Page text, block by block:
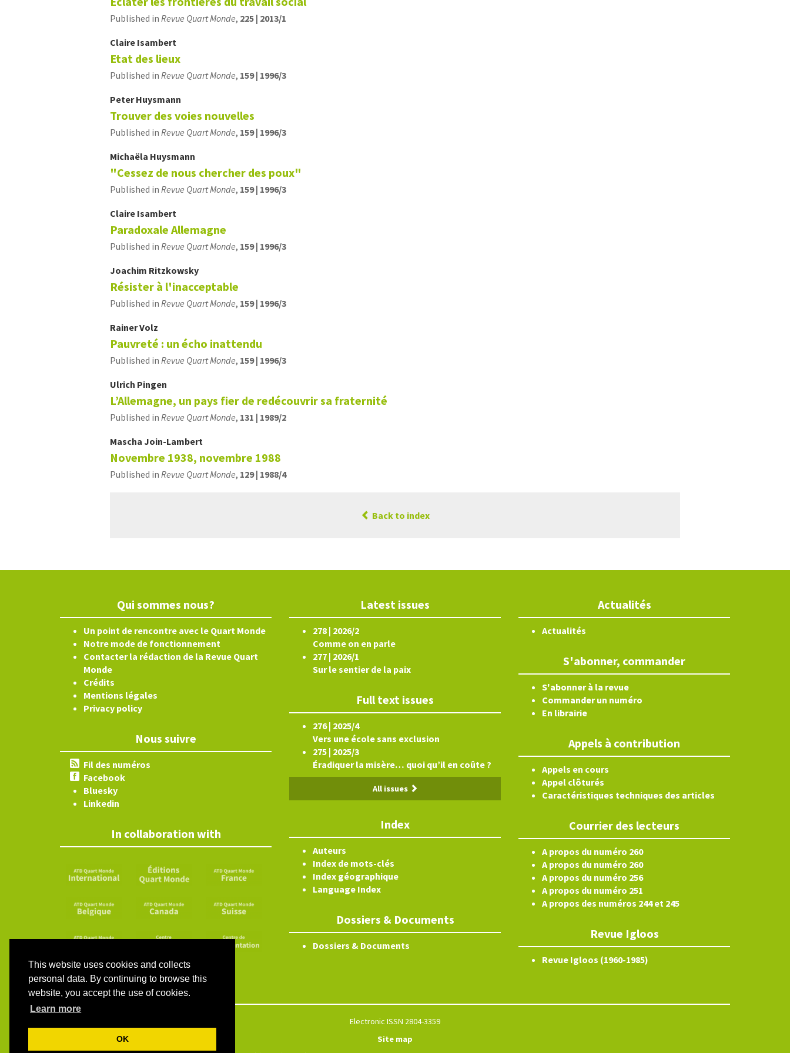
This website uses cookies and collects
personal data. By continuing to browse this
website, you accept the use of cookies.
Learn more
OK
Published in Revue Quart Monde, 225 | 2013/1
Claire Isambert
Etat des lieux
Published in Revue Quart Monde, 159 | 1996/3
PeterHuysmann
Trouver des voies nouvelles
Published in Revue Quart Monde, 159 | 1996/3
Michaëla Huysmann
"Cessez de nous chercher des poux"
Published in Revue Quart Monde, 159 | 1996/3
Claire Isambert
Paradoxale Allemagne
Published in Revue Quart Monde, 159 | 1996/3
Joachim Ritzkowsky
Résister à l'inacceptable
Published in Revue Quart Monde, 159 | 1996/3
RainerVolz
Pauvreté : un écho inattendu
Published in Revue Quart Monde, 159 | 1996/3
Ulrich Pingen
L’Allemagne, un pays fier de redécouvrir sa fraternité
Published in Revue Quart Monde, 131 | 1989/2
Mascha Join-Lambert
Novembre 1938, novembre 1988
Published in Revue Quart Monde, 129 | 1988/4
Back to index
Qui sommes nous?
Un point de rencontre avec le Quart Monde
Notre mode de fonctionnement
Contacter la rédaction de la Revue Quart
Monde
Crédits
Mentions légales
Privacy policy
Nous suivre
Fil des numéros
Facebook
Bluesky
Linkedin
In collaboration with
Latest issues
278 | 2026/2
Comme on en parle
277 | 2026/1
Sur le sentier de la paix
Full text issues
276 | 2025/4
Vers une école sans exclusion
275 | 2025/3
Éradiquer la misère… quoi qu’il en coûte ?
All issues
Index
Auteurs
Index de mots-clés
Index géographique
Language Index
Dossiers & Documents
Dossiers & Documents
Actualités
Actualités
S'abonner, commander
S'abonner à la revue
Commander un numéro
En librairie
Appels à contribution
Appels en cours
Appel clôturés
Caractéristiques techniques des articles
Courrier des lecteurs
A propos du numéro 260
A propos du numéro 260
A propos du numéro 256
A propos du numéro 251
A propos des numéros 244 et 245
Revue Igloos
Revue Igloos (1960-1985)
Electronic ISSN 2804-3359
Site map